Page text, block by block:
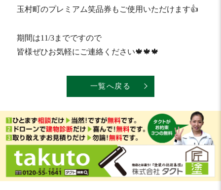
玉村町のプレミアム笑品券もご使用いただけます👍
期間は11/3までですので
皆様ぜひお気軽にご連絡ください🍁🍁🍁
一覧へ戻る